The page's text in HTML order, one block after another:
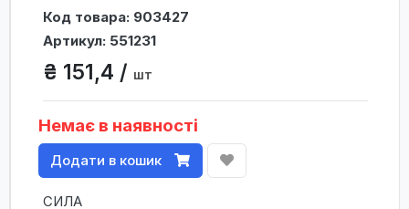
Код товара: 903427
Артикул: 551231
₴ 151,4 / шт
Немає в наявності
Додати в кошик
СИЛА